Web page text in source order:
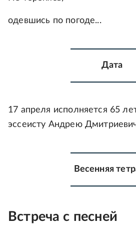
одевшись по погоде...
Дата
17 апреля исполняется 65
эссеисту Андрею
Весенняя
Встреча с песней